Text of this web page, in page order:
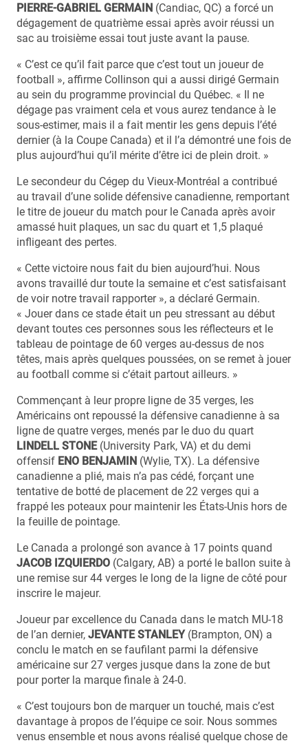
PIERRE-GABRIEL GERMAIN (Candiac, QC) a forcé un
dégagement de quatrième essai après avoir réussi un
sac au troisième essai tout juste avant la pause.
« C’est ce qu’il fait parce que c’est tout un joueur de
football », affirme Collinson qui a aussi dirigé Germain
au sein du programme provincial du Québec. « Il ne
dégage pas vraiment cela et vous aurez tendance à le
sous-estimer, mais il a fait mentir les gens depuis l’été
dernier (à la Coupe Canada) et il l’a démontré une fois de
plus aujourd’hui qu’il mérite d’être ici de plein droit. »
Le secondeur du Cégep du Vieux-Montréal a contribué
au travail d’une solide défensive canadienne, remportant
le titre de joueur du match pour le Canada après avoir
amassé huit plaques, un sac du quart et 1,5 plaqué
infligeant des pertes.
« Cette victoire nous fait du bien aujourd’hui. Nous
avons travaillé dur toute la semaine et c’est satisfaisant
de voir notre travail rapporter », a déclaré Germain.
« Jouer dans ce stade était un peu stressant au début
devant toutes ces personnes sous les réflecteurs et le
tableau de pointage de 60 verges au-dessus de nos
têtes, mais après quelques poussées, on se remet à jouer
au football comme si c’était partout ailleurs. »
Commençant à leur propre ligne de 35 verges, les
Américains ont repoussé la défensive canadienne à sa
ligne de quatre verges, menés par le duo du quart
LINDELL STONE (University Park, VA) et du demi
offensif ENO BENJAMIN (Wylie, TX). La défensive
canadienne a plié, mais n’a pas cédé, forçant une
tentative de botté de placement de 22 verges qui a
frappé les poteaux pour maintenir les États-Unis hors de
la feuille de pointage.
Le Canada a prolongé son avance à 17 points quand
JACOB IZQUIERDO (Calgary, AB) a porté le ballon suite à
une remise sur 44 verges le long de la ligne de côté pour
inscrire le majeur.
Joueur par excellence du Canada dans le match MU-18
de l’an dernier, JEVANTE STANLEY(Brampton, ON) a
conclu le match en se faufilant parmi la défensive
américaine sur 27 verges jusque dans la zone de but
pour porter la marque finale à 24-0.
« C’est toujours bon de marquer un touché, mais c’est
davantage à propos de l’équipe ce soir. Nous sommes
venus ensemble et nous avons réalisé quelque chose de